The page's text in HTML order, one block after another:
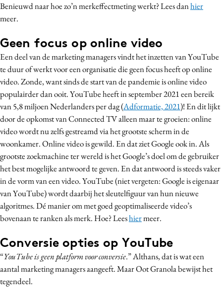
Benieuwd naar hoe zo’n merkeffectmeting werkt? Lees danhier
meer.
Geen focus op online video
Een deel van de marketing managers vindt het inzetten van YouTube
te duur of werkt voor een organisatie die geen focus heeft op online
video. Zonde, want sinds de start van de pandemie is online video
populairder dan ooit. YouTube heeft in september 2021 een bereik
van 5,8 miljoen Nederlanders per dag (Adformatie, 2021)! En dit lijkt
door de opkomst van Connected TV alleen maar te groeien: online
video wordt nu zelfs gestreamd via het grootste scherm in de
woonkamer. Online video is gewild. En dat ziet Google ook in. Als
grootste zoekmachine ter wereld is het Google’s doel om de gebruiker
het best mogelijke antwoord te geven. En dat antwoord is steeds vaker
in de vorm van een video. YouTube (niet vergeten: Google is eigenaar
van YouTube) wordt daarbij het sleutelfiguur van hun nieuwe
algoritmes. Dé manier om met goed geoptimaliseerde video’s
bovenaan te ranken als merk. Hoe? Leeshiermeer.
Conversie opties op YouTube
“YouTube is geen platform voor conversie.” Althans, dat is wat een
aantal marketing managers aangeeft. Maar Oot Granola bewijst het
tegendeel.